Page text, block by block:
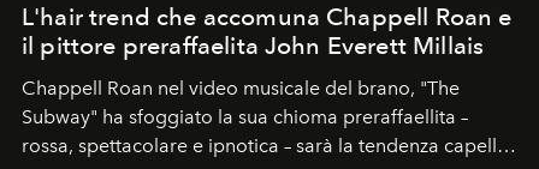
L'hair trend che accomuna Chappell Roan e
il pittore preraffaelita John Everett Millais
Chappell Roan nel video musicale del brano, "The
Subway" ha sfoggiato la sua chioma preraffaellita –
rossa, spettacolare e ipnotica – sarà la tendenza capelli